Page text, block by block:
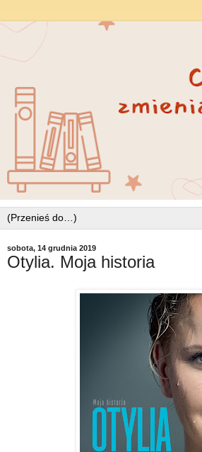
sobota, 14 grudnia 2019
Otylia. Moja historia